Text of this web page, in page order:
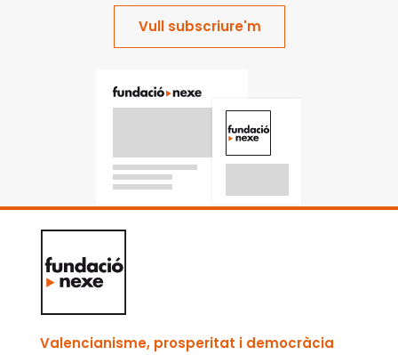
Vull subscriure'm
Valencianisme, prosperitat i democràcia